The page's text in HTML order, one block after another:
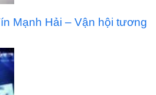
Mạnh Hải – Vận hội tương